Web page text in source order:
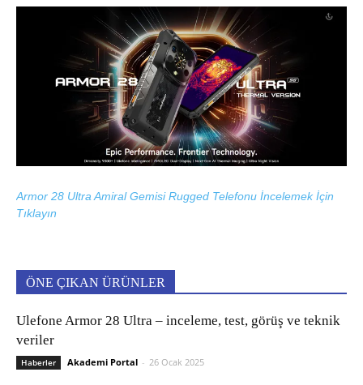
Armor 28 Ultra Amiral Gemisi Rugged Telefonu İncelemek İçin
Tıklayın
ÖNE ÇIKAN ÜRÜNLER
Ulefone Armor 28 Ultra – inceleme, test, görüş ve teknik
veriler
Haberler Akademi Portal - 26 Ocak 2025